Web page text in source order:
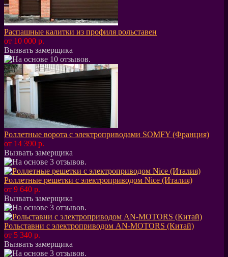
Распашные калитки из профиля рольставен
от 10 000 р.
Вызвать замерщика
Роллетные ворота с электроприводами SOMFY (Франция)
от 14 390 р.
Вызвать замерщика
Роллетные решетки с электроприводом Nice (Италия)
от 9 640 р.
Вызвать замерщика
Рольставни с электроприводом AN-MOTORS (Китай)
от 5 340 р.
Вызвать замерщика